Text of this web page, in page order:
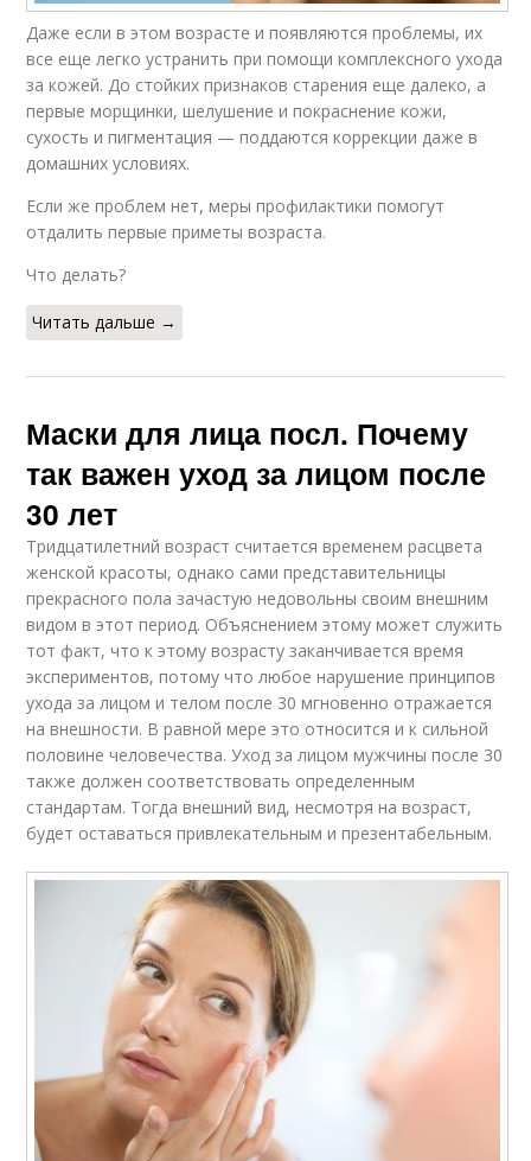
Даже если в этом возрасте и появляются проблемы, их
все еще легко устранить при помощи комплексного ухода
за кожей. До стойких признаков старения еще далеко, а
первые морщинки, шелушение и покраснение кожи,
сухость и пигментация — поддаются коррекции даже в
домашних условиях.
Если же проблем нет, меры профилактики помогут
отдалить первые приметы возраста.
Что делать?
Читать дальше →
Маски для лица посл. Почему
так важен уход за лицом после
30 лет
Тридцатилетний возраст считается временем расцвета
женской красоты, однако сами представительницы
прекрасного пола зачастую недовольны своим внешним
видом в этот период. Объяснением этому может служить
тот факт, что к этому возрасту заканчивается время
экспериментов, потому что любое нарушение принципов
ухода за лицом и телом после 30 мгновенно отражается
на внешности. В равной мере это относится и к сильной
половине человечества. Уход за лицом мужчины после 30
также должен соответствовать определенным
стандартам. Тогда внешний вид, несмотря на возраст,
будет оставаться привлекательным и презентабельным.